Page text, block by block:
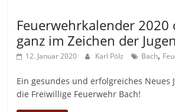
Feuerwehrkalender 2020
ganz im Zeichen der
12. Januar 2020 Karl Pölz Bach,
Ein gesundes und erfolgreiches Neues
die Freiwillige Feuerwehr Bach!